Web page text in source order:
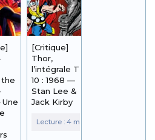
the
Une
[Critique]
Thor,
l’intégrale T
10 : 1968 —
Stan Lee &
Jack Kirby